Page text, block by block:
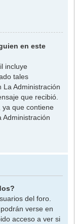
en este
incluye
tales
La Administración
que recibió.
ya que contiene
Administración
del foro.
verse en
acceso a ver si